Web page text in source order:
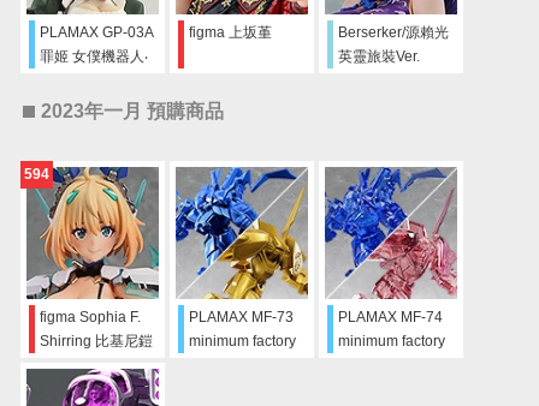
PLAMAX GP-03A
罪姬 女僕機器人‧
figma 上坂堇
Berserker/源賴光
英靈旅裝Ver.
2023年一月 預購商品
figma Sophia F.
Shirring 比基尼鎧
594
PLAMAX MF-73
minimum factory
PLAMAX MF-74
minimum factory